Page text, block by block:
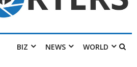
BIZ NEWS WORLD